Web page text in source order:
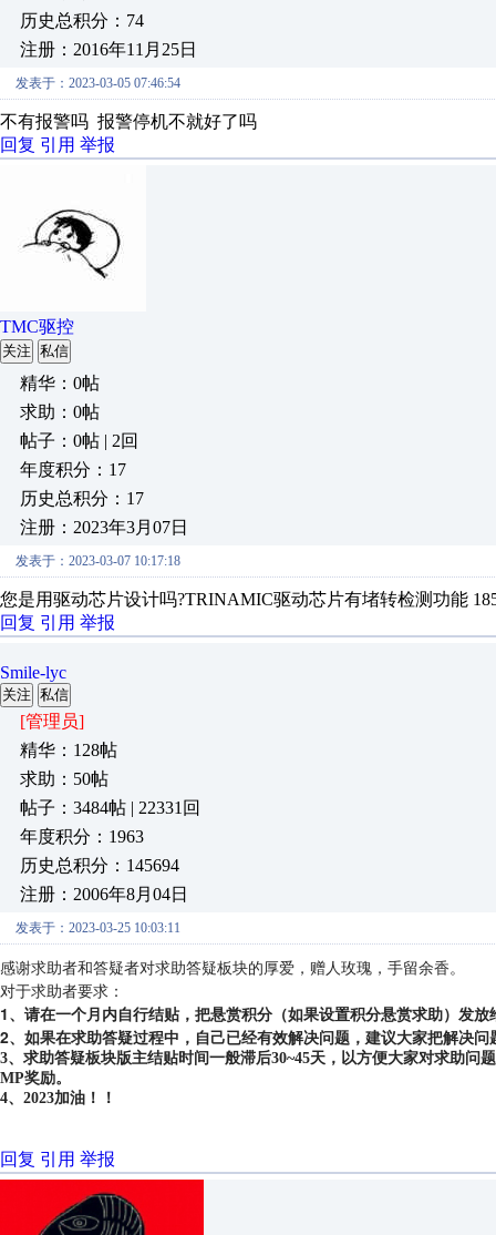
历史总积分：74
注册：2016年11月25日
发表于：2023-03-05 07:46:54
不有报警吗 报警停机不就好了吗
回复 引用 举报
TMC驱控
关注 私信
精华：0帖
求助：0帖
帖子：0帖 | 2回
年度积分：17
历史总积分：17
注册：2023年3月07日
发表于：2023-03-07 10:17:18
您是用驱动芯片设计吗?TRINAMIC驱动芯片有堵转检测功能
回复 引用 举报
Smile-lyc
关注 私信
[管理员]
精华：128帖
求助：50帖
帖子：3484帖 | 22331回
年度积分：1963
历史总积分：145694
注册：2006年8月04日
发表于：2023-03-25 10:03:11
感谢求助者和答疑者对求助答疑板块的厚爱，赠人玫瑰，手留余香。
对于求助者要求：
1、请在一个月内自行结贴，把悬赏积分（如果设置积分悬赏求助）发放
2、如果在求助答疑过程中，自己已经有效解决问题，建议大家把解决
3、求助答疑板块版主结贴时间一般滞后30~45天，以方便大家对求助
MP奖励。
4、2023加油！！
回复 引用 举报